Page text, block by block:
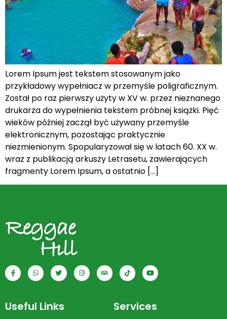
Lorem Ipsum jest tekstem stosowanym jako
przykładowy wypełniacz w przemyśle poligraficznym.
Został po raz pierwszy użyty w XV w. przez nieznanego
drukarza do wypełnienia tekstem próbnej książki. Pięć
wieków później zaczął być używany przemyśle
elektronicznym, pozostając praktycznie
niezmienionym. Spopularyzował się w latach 60. XX w.
wraz z publikacją arkuszy Letrasetu, zawierających
fragmenty Lorem Ipsum, a ostatnio […]
Useful Links Services